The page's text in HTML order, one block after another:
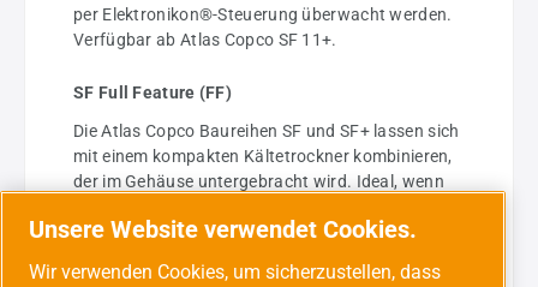
per Elektronikon®-Steuerung überwacht werden.
Verfügbar ab Atlas Copco SF 11+.
SF Full Feature (FF)
Die Atlas Copco Baureihen SF und SF+ lassen sich
mit einem kompakten Kältetrockner kombinieren,
der im Gehäuse untergebracht wird. Ideal, wenn
die Full Feature (FF) Ausführung für alle Typen.
Unsere Website verwendet Cookies.
Wir verwenden Cookies, um sicherzustellen, dass